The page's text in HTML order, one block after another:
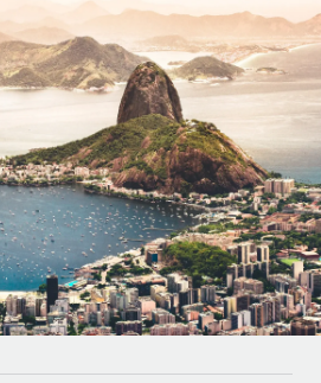
onboarden en beheren
eenvoudig uitbesteden
integreren
HR-functies voor je team
en payroll solutions voor groeiende
HR solutions op maat
bedrijven
voor zzp'ers
en betaalsnelheden voor
Inloggen